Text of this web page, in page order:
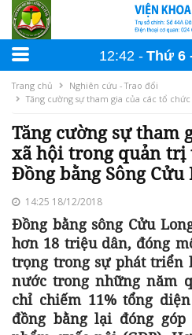
12:42 Thứ 6
Trang chủ
Nghiên cứu - Trao đổi
Tăng cường sự tham gia của các tổ
Tăng cường sự tham
xã hội trong quản trị
Đồng bằng Sông Cửu
14:25 18/12/2018
Đồng bằng sông Cửu
hơn 18 triệu dân, đóng
trọng trong sự phát triển
nước trong những năm
chỉ chiếm 11% tổng
đồng bằng lại đóng